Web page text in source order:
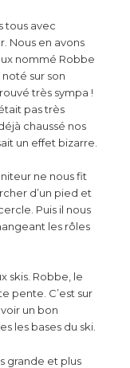
tous avec
Nous en avons
nommé Robbe
sur son
très sympa !
pas très
chaussé nos
un effet bizarre.
ne nous fit
d’un pied et
Puis il nous
les rôles
skis. Robbe, le
pente. C’est sur
un bon
les bases du ski.
grande et plus